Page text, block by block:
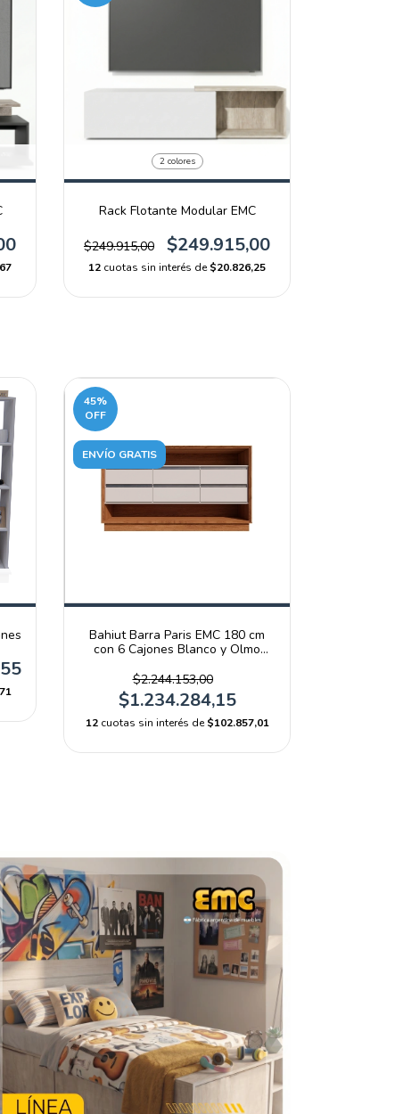
2 colores
Rack Flotante Modular EMC
$249.915,00 $249.915,00
12 cuotas sin interés de$20.826,25
45%
OFF
ENVÍO GRATIS
Bahiut Barra Paris EMC 180 cm
con 6 Cajones Blanco y Olmo
$2.244.153,00
$1.234.284,15
12 cuotas sin interés de$102.857,01